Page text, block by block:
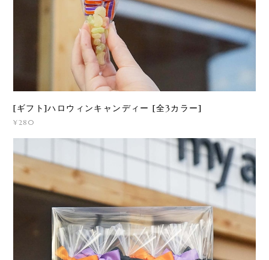
[ギフト]ハロウィンキャンディー [全3カラー]
¥280